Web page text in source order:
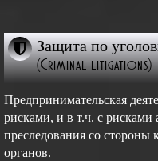
Защита по
(Criminal litigations)
Предпринимательская
рисками, и в т.ч. с рисками
преследования со
органов.